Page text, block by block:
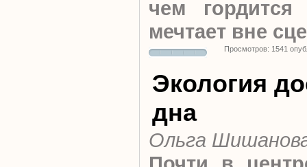
чем
мечтает вне
Просмотров: 1541
Экология
дна
Ольга